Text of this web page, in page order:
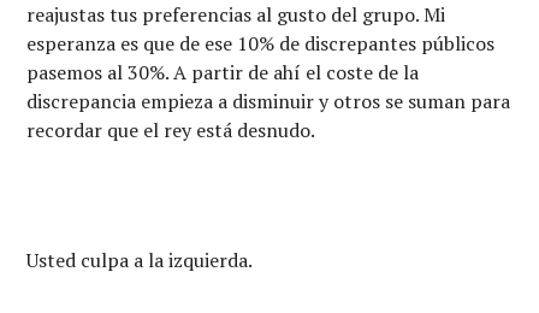
reajustas tus preferencias al gusto del grupo. Mi
esperanza es que de ese 10% de discrepantes públicos
pasemos al 30%. A partir de ahí el coste de la
discrepancia empieza a disminuir y otros se suman para
recordar que el rey está desnudo.
Usted culpa a la izquierda.